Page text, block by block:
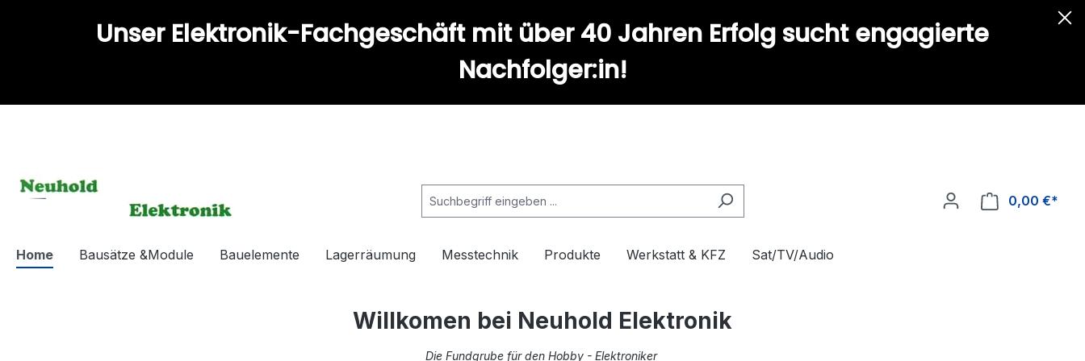
Unser Elektronik-Fachgeschäft mit über 40 Jahren Erfolg sucht engagierte
Nachfolger:in!
0,00 €*
Home Bausätze &Module Bauelemente Lagerräumung Messtechnik Produkte Werkstatt & KFZ Sat/TV/Audio
Willkomen bei Neuhold Elektronik
Die Fundgrube für den Hobby - Elektroniker